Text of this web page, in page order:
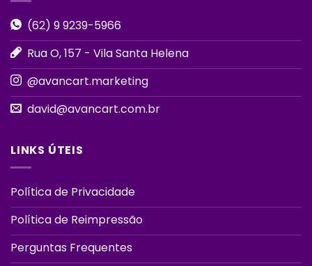
(62) 9 9239-5966
Rua O, 157 - Vila Santa Helena
@avancart.marketing
david@avancart.com.br
LINKS ÚTEIS
Política de Privacidade
Política de Reimpressão
Perguntas Frequentes